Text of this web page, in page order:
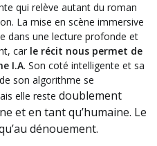
qui relève autant du roman
La mise en scène immersive
dans une lecture profonde et
car le récit nous permet de
I.A. Son coté intelligente et sa
son algorithme se
elle reste doublement
et en tant qu’humaine. Le
dénouement.